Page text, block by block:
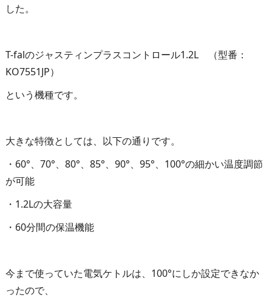
した。
T-falのジャスティンプラスコントロール1.2L （型番：
KO7551JP）
という機種です。
大きな特徴としては、以下の通りです。
・60°、70°、80°、85°、90°、95°、100°の細かい温度調節
が可能
・1.2Lの大容量
・60分間の保温機能
今まで使っていた電気ケトルは、100°にしか設定できなか
ったので、